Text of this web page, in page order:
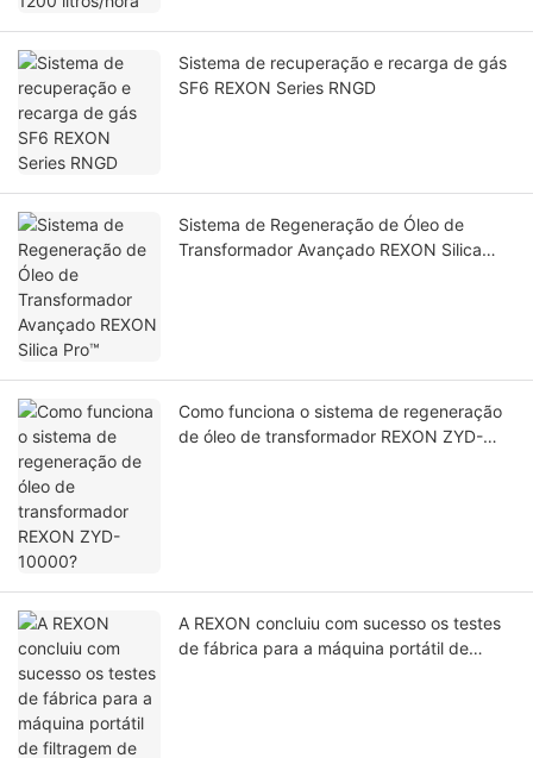
Sistema de recuperação e recarga de gás
SF6 REXON Series RNGD
Sistema de Regeneração de Óleo de
Transformador Avançado REXON Silica
Como funciona o sistema de regeneração
de óleo de transformador REXON ZYD-
A REXON concluiu com sucesso os testes
de fábrica para a máquina portátil de